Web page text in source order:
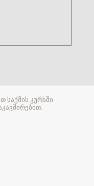
საქმის კურსში